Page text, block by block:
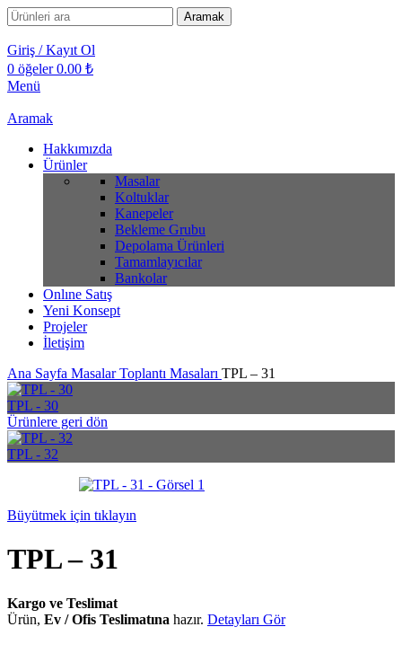
Aramak
Giriş / Kayıt Ol
0 öğeler 0.00 ₺
Menü
Aramak
Hakkımızda
Ürünler
Masalar
Koltuklar
Kanepeler
Bekleme Grubu
Depolama Ürünleri
Tamamlayıcılar
Bankolar
Onlıne Satış
Yeni Konsept
Projeler
İletişim
Ana Sayfa MasalarToplantı Masaları TPL – 31
TPL - 30
Ürünlere geri dön
TPL - 32
Büyütmek için tıklayın
TPL – 31
Kargo ve Teslimat
Ürün, Ev / Ofis Teslimatına hazır. Detayları Gör